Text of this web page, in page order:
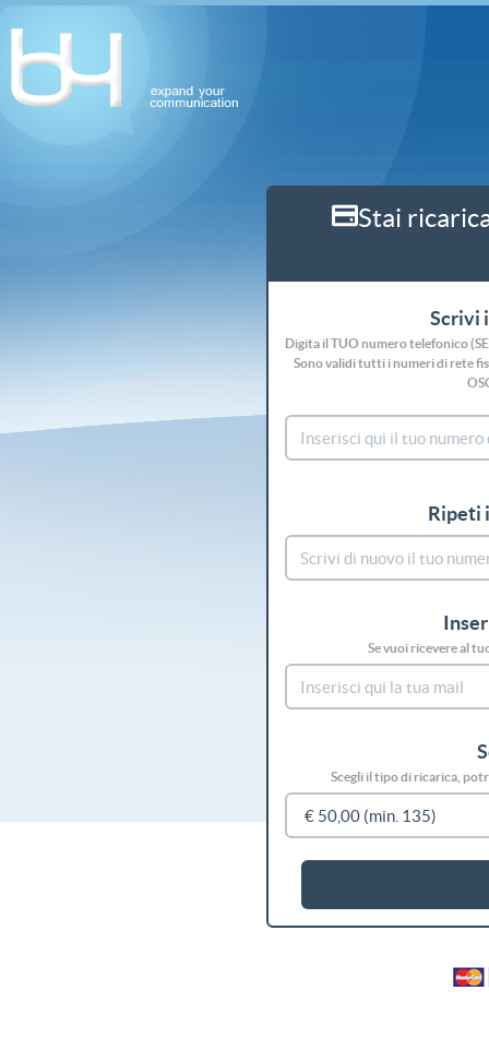
Stai
Scrivi
Digita il TUO numero telefonico
Sono validi tutti i numeri di rete
Ripeti
Se vuoi ricevere al
Scegli il tipo di ricarica,